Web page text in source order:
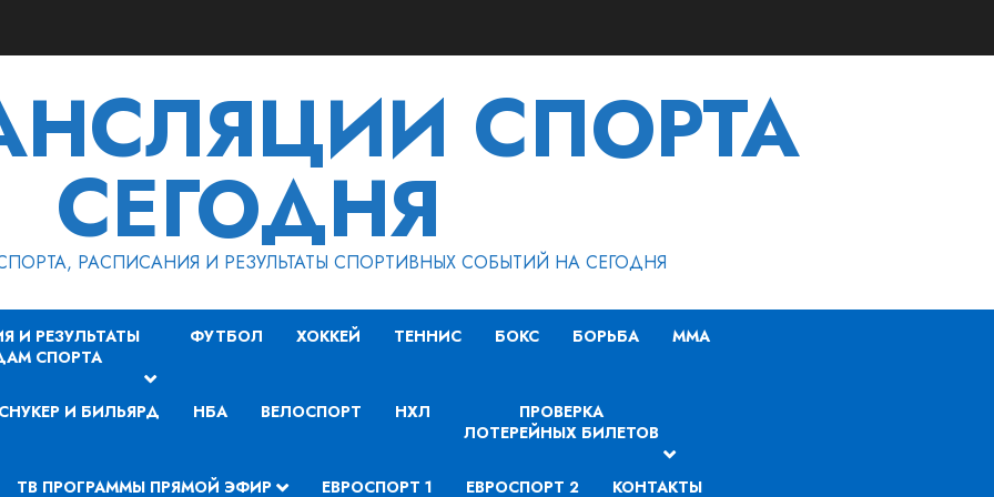
СПОРТА
СЕГОДНЯ
РАСПИСАНИЯ И РЕЗУЛЬТАТЫ СПОРТИВНЫХ СОБЫТИЙ НА СЕГОДНЯ
И РЕЗУЛЬТАТЫ
СПОРТА
ФУТБОЛ ХОККЕЙ ТЕННИС БОКС БОРЬБА MMA
СНУКЕР И БИЛЬЯРД НБА ВЕЛОСПОРТ НХЛ
ПРОВЕРКА
ЛОТЕРЕЙНЫХ БИЛЕТОВ
ТВ ПРОГРАММЫ ПРЯМОЙ ЭФИР ЕВРОСПОРТ 1 ЕВРОСПОРТ 2 КОНТАКТЫ